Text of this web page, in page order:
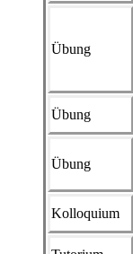
Übung
Übung
Übung
Kolloquium